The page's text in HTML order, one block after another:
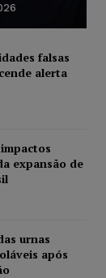
falsas
alerta
expansão de
urnas
após